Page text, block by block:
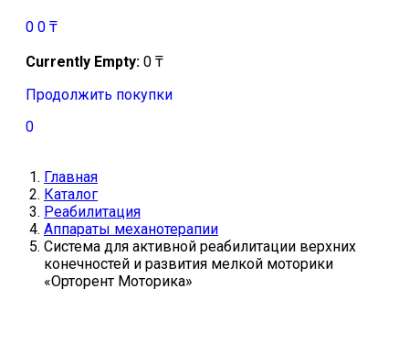
0 0 ₸
Currently Empty: 0 ₸
Продолжить покупки
0
Главная
Каталог
Реабилитация
Аппараты механотерапии
Система для активной реабилитации верхних
конечностей и развития мелкой моторики
«Орторент Моторика»